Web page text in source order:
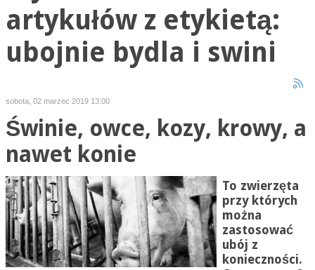
artykułów z etykietą:
ubojnie bydla i swini
sobota, 02 marzec 2019 13:00
Świnie, owce, kozy, krowy, a
nawet konie
To zwierzęta
przy których
można
zastosować
ubój z
konieczności.